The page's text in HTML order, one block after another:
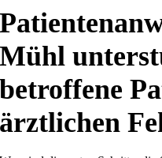
Mühl
betroffene
ärztlichen